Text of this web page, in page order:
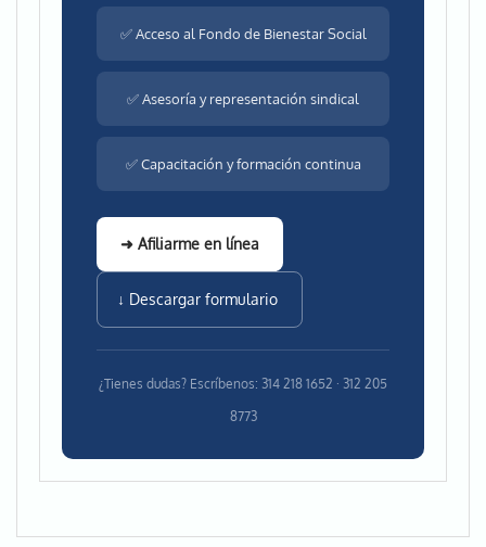
✅ Acceso al Fondo de Bienestar Social
✅ Asesoría y representación sindical
✅ Capacitación y formación continua
➜ Afiliarme en línea
↓ Descargar formulario
¿Tienes dudas? Escríbenos: 314 218 1652 · 312 205
8773